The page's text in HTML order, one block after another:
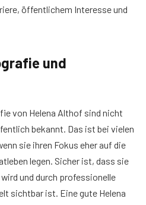
öffentlichem Interesse und
und
von Helena Althof sind nicht
bekannt. Das ist bei vielen
sie ihren Fokus eher auf die
legen. Sicher ist, dass sie
und durch professionelle
sichtbar ist. Eine gute Helena